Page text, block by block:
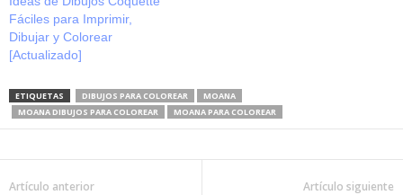
Fáciles para Imprimir,
Dibujar y Colorear
[Actualizado]
ETIQUETAS DIBUJOS PARA COLOREAR
MOANA
MOANA DIBUJOS PARA COLOREAR
MOANA PARA COLOREAR
Artículo anterior Artículo siguiente